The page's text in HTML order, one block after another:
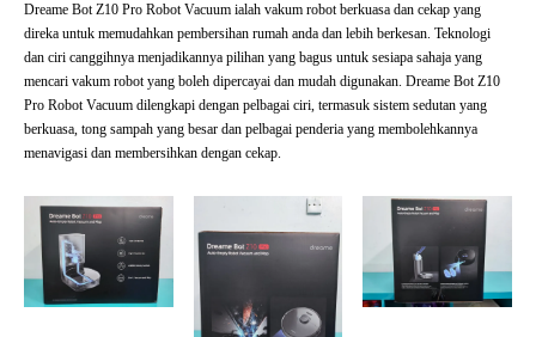
Dreame Bot Z10 Pro Robot Vacuum ialah vakum robot berkuasa dan cekap yang
direka untuk memudahkan pembersihan rumah anda dan lebih berkesan. Teknologi
dan ciri canggihnya menjadikannya pilihan yang bagus untuk sesiapa sahaja yang
mencari vakum robot yang boleh dipercayai dan mudah digunakan. Dreame Bot Z10
Pro Robot Vacuum dilengkapi dengan pelbagai ciri, termasuk sistem sedutan yang
berkuasa, tong sampah yang besar dan pelbagai penderia yang membolehkannya
menavigasi dan membersihkan dengan cekap.